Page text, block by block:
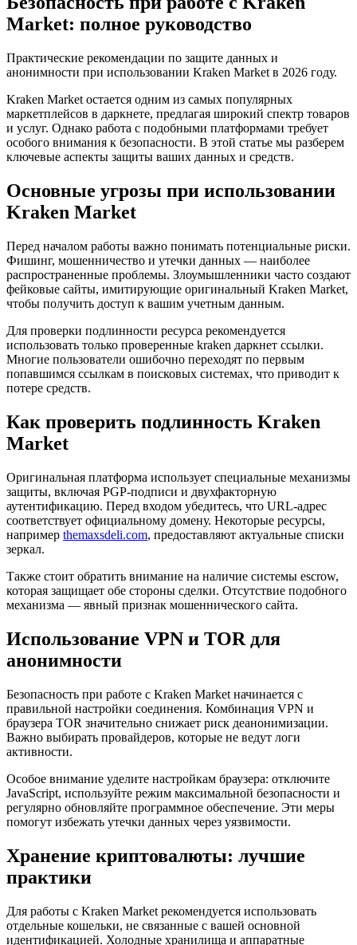
Market: полное руководство
Практические рекомендации по защите данных и
анонимности при использовании Kraken Market в 2026 году.
Kraken Market остается одним из самых популярных
маркетплейсов в даркнете, предлагая широкий спектр товаров
и услуг. Однако работа с подобными платформами требует
особого внимания к безопасности. В этой статье мы разберем
ключевые аспекты защиты ваших данных и средств.
Основные угрозы при использовании
Kraken Market
Перед началом работы важно понимать потенциальные риски.
Фишинг, мошенничество и утечки данных — наиболее
распространенные проблемы. Злоумышленники часто создают
фейковые сайты, имитирующие оригинальный Kraken Market,
чтобы получить доступ к вашим учетным данным.
Для проверки подлинности ресурса рекомендуется
использовать только проверенные kraken даркнет ссылки.
Многие пользователи ошибочно переходят по первым
попавшимся ссылкам в поисковых системах, что приводит к
потере средств.
Как проверить подлинность Kraken
Market
Оригинальная платформа использует специальные механизмы
защиты, включая PGP-подписи и двухфакторную
аутентификацию. Перед входом убедитесь, что URL-адрес
соответствует официальному домену. Некоторые ресурсы,
например themaxsdeli.com, предоставляют актуальные списки
зеркал.
Также стоит обратить внимание на наличие системы escrow,
которая защищает обе стороны сделки. Отсутствие подобного
механизма — явный признак мошеннического сайта.
Использование VPN и TOR для
анонимности
Безопасность при работе с Kraken Market начинается с
правильной настройки соединения. Комбинация VPN и
браузера TOR значительно снижает риск деанонимизации.
Важно выбирать провайдеров, которые не ведут логи
активности.
Особое внимание уделите настройкам браузера: отключите
JavaScript, используйте режим максимальной безопасности и
регулярно обновляйте программное обеспечение. Эти меры
помогут избежать утечки данных через уязвимости.
Хранение криптовалюты: лучшие
практики
Для работы с Kraken Market рекомендуется использовать
отдельные кошельки, не связанные с вашей основной
идентификацией. Холодные хранилища и аппаратные